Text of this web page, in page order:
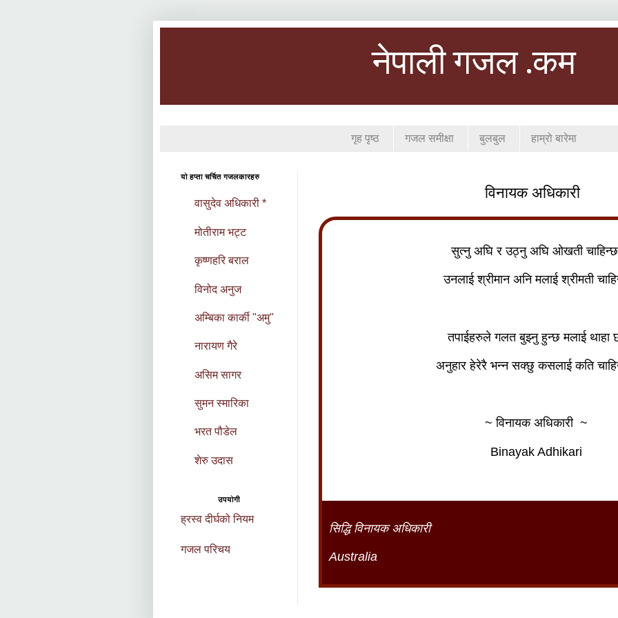
नेपाली गजल .कम
गृह पृष्ठ गजल समीक्षा बुलबुल हाम्रो बारेमा
विनायक अधिकारी
सुत्नु अघि र उठ्नु अघि ओखती चाहिन्छ
उनलाई श्रीमान अनि मलाई श्रीमती
तपाईहरुले गलत बुझ्नु हुन्छ मलाई थाहा
अनुहार हेरेरै भन्न सक्छु कसलाई कति
~ विनायक अधिकारी ~
Binayak Adhikari
सिद्धि विनायक अधिकारी
Australia
यो हप्ता चर्चित गजलकारहरु
वासुदेव अधिकारी *
मोतीराम भट्ट
कृष्णहरि बराल
विनोद अनुज
अम्बिका कार्की "अमु"
नारायण गैरे
असिम सागर
सुमन स्मारिका
भरत पौडेल
शेरु उदास
उपयोगी
ह्रस्व दीर्घको नियम
गजल परिचय